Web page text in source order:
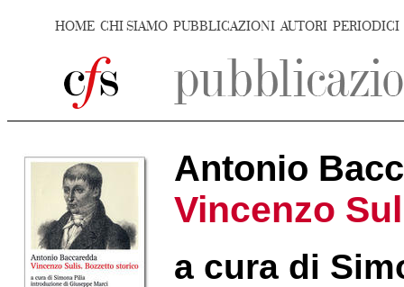
HOME CHI SIAMO PUBBLICAZIONI AUTORI PERIODICI
Antonio
Vincenzo
a cura di